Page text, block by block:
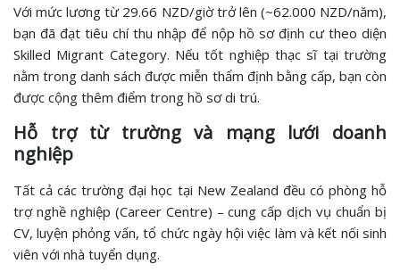
Với mức lương từ 29.66 NZD/giờ trở lên (~62.000 NZD/năm),
bạn đã đạt tiêu chí thu nhập để nộp hồ sơ định cư theo diện
Skilled Migrant Category. Nếu tốt nghiệp thạc sĩ tại trường
nằm trong danh sách được miễn thẩm định bằng cấp, bạn còn
được cộng thêm điểm trong hồ sơ di trú.
Hỗ trợ từ trường và mạng lưới doanh
nghiệp
Tất cả các trường đại học tại New Zealand đều có phòng hỗ
trợ nghề nghiệp (Career Centre) – cung cấp dịch vụ chuẩn bị
CV, luyện phỏng vấn, tổ chức ngày hội việc làm và kết nối sinh
viên với nhà tuyển dụng.